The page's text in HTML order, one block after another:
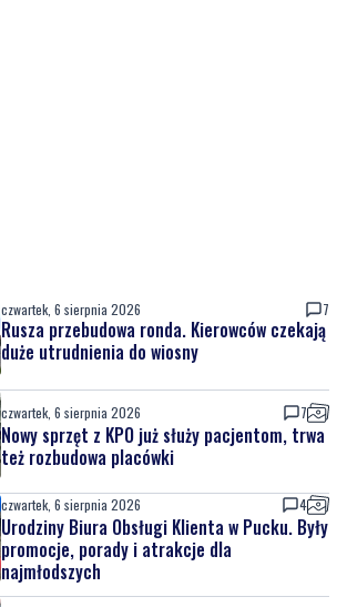
czwartek, 6 sierpnia 2026 7
Rusza przebudowa ronda. Kierowców czekają
duże utrudnienia do wiosny
czwartek, 6 sierpnia 2026 7
Nowy sprzęt z KPO już służy pacjentom, trwa
też rozbudowa placówki
czwartek, 6 sierpnia 2026 4
Urodziny Biura Obsługi Klienta w Pucku. Były
promocje, porady i atrakcje dla
najmłodszych